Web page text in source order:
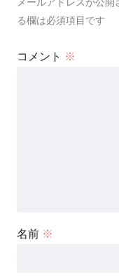
る欄は必須項目です
コメント ※
名前 ※